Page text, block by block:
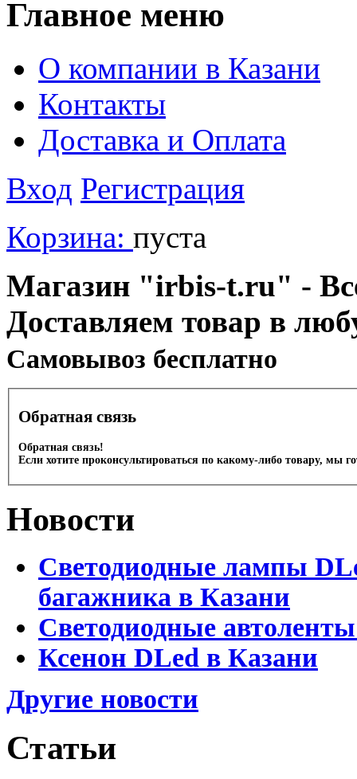
Главное меню
О компании в Казани
Контакты
Доставка и Оплата
Вход Регистрация
Корзина: пуста
Магазин "irbis-t.ru" -
Доставляем товар в
Cамовывоз бесплатно
Обратная связь
Обратная связь!
Если хотите проконсультироваться по какому-либо товару, мы
Новости
Светодиодные лампы
багажника в Казани
Светодиодные
Ксенон DLed в Казани
Другие новости
Статьи